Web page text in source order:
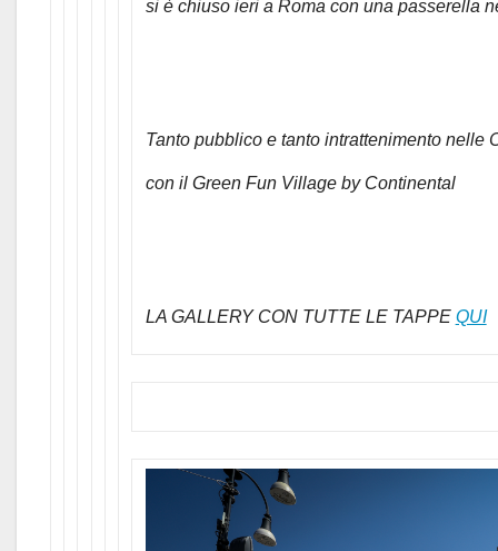
si è chiuso ieri a Roma con una passerella
Tanto pubblico e tanto intrattenimento nelle
con il Green Fun Village by Continental
LA GALLERY CON TUTTE LE TAPPE QUI